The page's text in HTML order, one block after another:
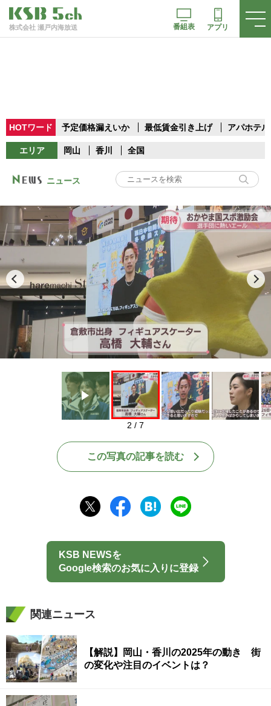
株式会社 瀬戸内海放送 番組表 アプリ
HOTワード 予定価格漏えいか 最低賃金引き上げ アパホテル
エリア 岡山 香川 全国
ニュース
Play
2 / 7
この写真の記事を読む
KSB NEWSを
Google検索のお気に入りに登録
関連ニュース
【解説】岡山・香川の2025年の動き 街
の変化や注目のイベントは？